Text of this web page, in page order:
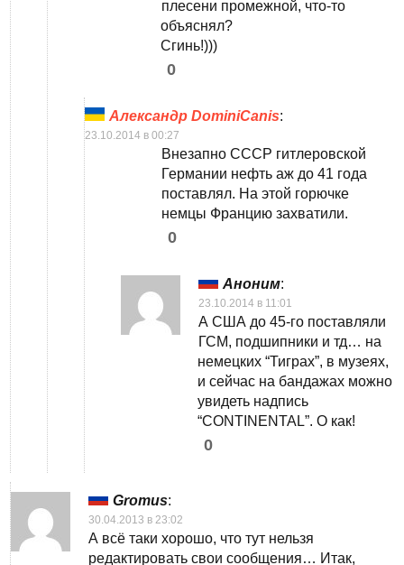
плесени промежной, что-то
объяснял?
Сгинь!)))
0
Александр DominiCanis:
23.10.2014 в 00:27
Внезапно СССР гитлеровской
Германии нефть аж до 41 года
поставлял. На этой горючке
немцы Францию захватили.
0
Аноним:
23.10.2014 в 11:01
А США до 45-го поставляли
ГСМ, подшипники и тд… на
немецких “Тиграх”, в музеях,
и сейчас на бандажах можно
увидеть надпись
“CONTINENTAL”. О как!
0
Gromus:
30.04.2013 в 23:02
А всё таки хорошо, что тут нельзя
редактировать свои сообщения… Итак,